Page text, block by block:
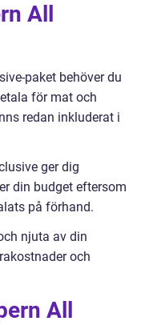
All
paket behöver du
för mat och
redan inkluderat i
ger dig
din budget eftersom
på förhand.
njuta av din
och
All